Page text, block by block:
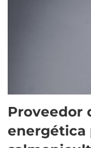
Proveedor
energética